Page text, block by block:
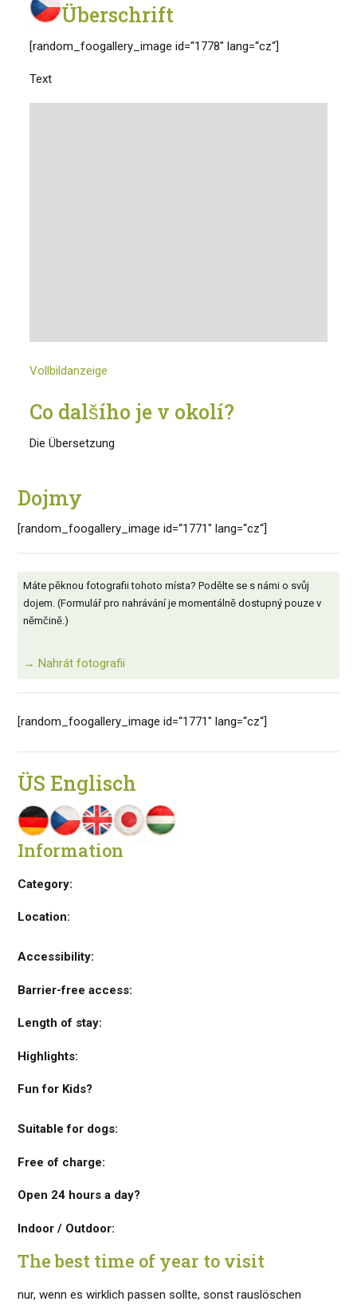
Überschrift
[random_foogallery_image id=“1778″ lang=“cz“]
Text
Vollbildanzeige
Co dalšího je v okolí?
Die Übersetzung
Dojmy
[random_foogallery_image id=“1771″ lang=“cz“]
Máte pěknou fotografii tohoto místa? Podělte se s námi o svůj
dojem. (Formulář pro nahrávání je momentálně dostupný pouze v
němčině.)
→ Nahrát fotografii
[random_foogallery_image id=“1771″ lang=“cz“]
ÜS Englisch
Information
Category:
Location:
Accessibility:
Barrier-free access:
Length of stay:
Highlights:
Fun for Kids?
Suitable for dogs:
Free of charge:
Open 24 hours a day?
Indoor / Outdoor:
The best time of year to visit
nur, wenn es wirklich passen sollte, sonst rauslöschen